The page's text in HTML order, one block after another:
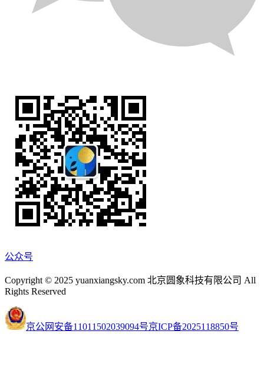
公众号
Copyright © 2025 yuanxiangsky.com 北京圆象科技有限公司 All
Rights Reserved
京公网安备11011502039094号京ICP备2025118850号